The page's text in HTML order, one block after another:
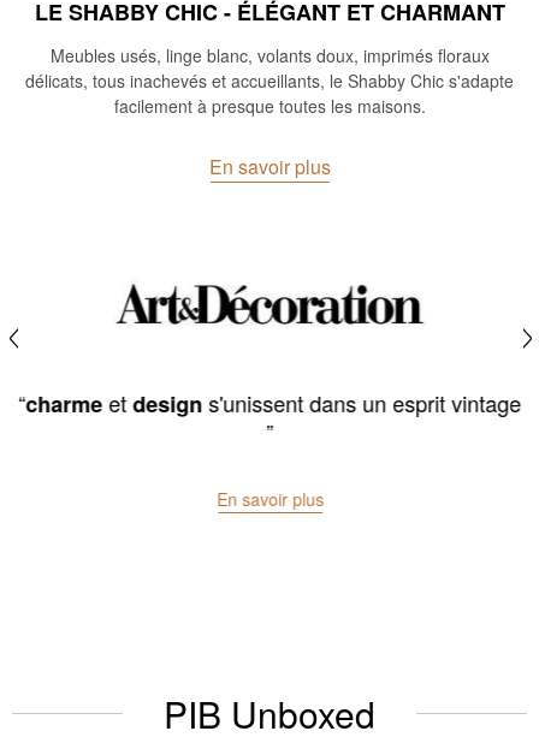
LE SHABBY CHIC - ÉLÉGANT ET CHARMANT
Meubles usés, linge blanc, volants doux, imprimés floraux
délicats, tous inachevés et accueillants, le Shabby Chic s'adapte
facilement à presque toutes les maisons.
En savoir plus
“charmeetdesigns'unissent dans un esprit vintage
”
En savoir plus
PIB Unboxed